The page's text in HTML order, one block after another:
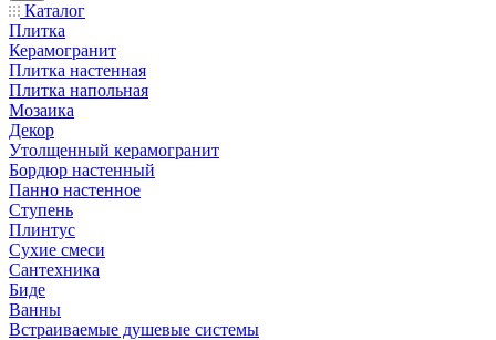
Каталог
Плитка
Керамогранит
Плитка настенная
Плитка напольная
Мозаика
Декор
Утолщенный керамогранит
Бордюр настенный
Панно настенное
Ступень
Плинтус
Сухие смеси
Сантехника
Биде
Ванны
Встраиваемые душевые системы